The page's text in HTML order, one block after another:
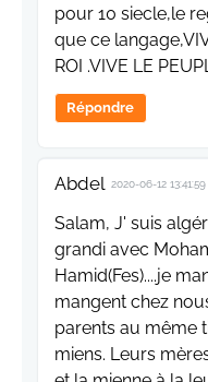
pour 10 siecle,le
que ce
ROI .VIVE LE
Répondre
Abdel 2020-06-12 13:41:59
Salam, J' suis
grandi avec
Hamid(Fes)....je
mangent chez
parents au même
miens. Leurs